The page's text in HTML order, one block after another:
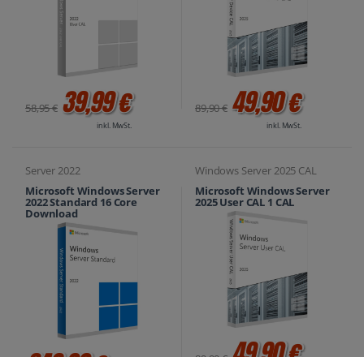
58,95 € 39,99 €
inkl. MwSt.
89,90 € 49,90 €
inkl. MwSt.
Server 2022
Microsoft Windows Server
2022 Standard 16 Core
Download
Windows Server 2025 CAL
Microsoft Windows Server
2025 User CAL 1 CAL